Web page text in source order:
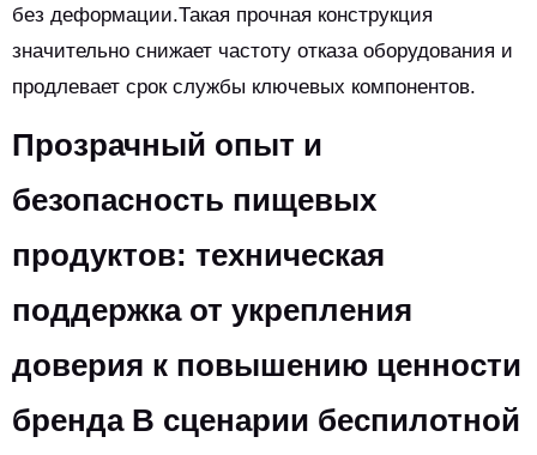
без деформации.Такая прочная конструкция
значительно снижает частоту отказа оборудования и
продлевает срок службы ключевых компонентов.
Прозрачный опыт и
безопасность пищевых
продуктов: техническая
поддержка от укрепления
доверия к повышению ценности
бренда В сценарии беспилотной